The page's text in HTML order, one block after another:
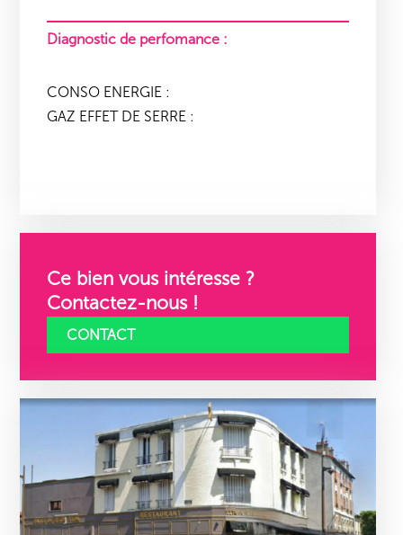
Diagnostic de perfomance :
CONSO ENERGIE :
GAZ EFFET DE SERRE :
Ce bien vous intéresse ?
Contactez-nous !
CONTACT